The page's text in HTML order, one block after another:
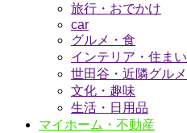
旅行・おでかけ
car
グルメ・食
インテリア・住まい
世田谷・近隣グルメ
文化・趣味
生活・日用品
マイホーム・不動産